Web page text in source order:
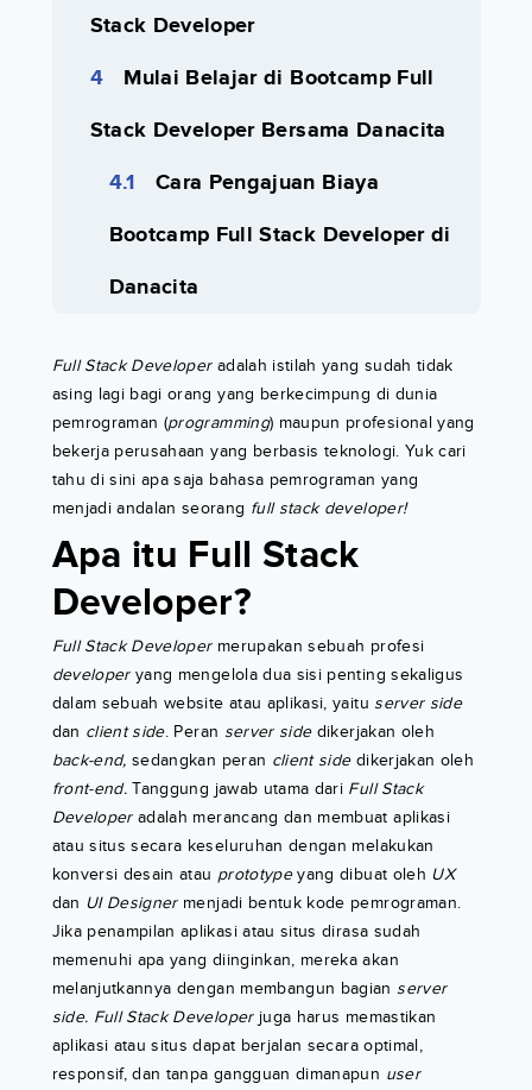
Stack Developer
Mulai Belajar di Bootcamp Full
Stack Developer Bersama Danacita
Cara Pengajuan Biaya
Bootcamp Full Stack Developer di
Danacita
Full Stack Developeradalah istilah yang sudah tidak
asing lagi bagi orang yang berkecimpung di dunia
pemrograman (programming) maupun profesional yang
bekerja perusahaan yang berbasis teknologi. Yuk cari
tahu di sini apa saja bahasa pemrograman yang
menjadi andalan seorang full stack developer!
Apa itu Full Stack
Developer?
Full Stack Developermerupakan sebuah profesi
developeryang mengelola dua sisi penting sekaligus
dalam sebuah website atau aplikasi, yaitu server side
dan client side. Peran server sidedikerjakan oleh
back-end, sedangkan peran client sidedikerjakan oleh
front-end. Tanggung jawab utama dari Full Stack
Developeradalah merancang dan membuat aplikasi
atau situs secara keseluruhan dengan melakukan
konversi desain atau prototypeyang dibuat oleh UX
dan UI Designermenjadi bentuk kode pemrograman.
Jika penampilan aplikasi atau situs dirasa sudah
memenuhi apa yang diinginkan, mereka akan
melanjutkannya dengan membangun bagian server
side. Full Stack Developerjuga harus memastikan
aplikasi atau situs dapat berjalan secara optimal,
responsif, dan tanpa gangguan dimanapun user